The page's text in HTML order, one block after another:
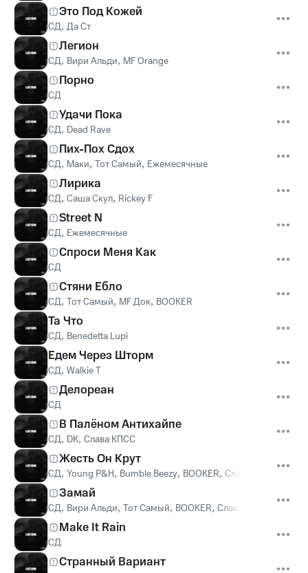
Это Под Кожей
СД, Да Ст
Легион
СД, Вири Альди, MF Orange
Порно
СД
Удачи Пока
СД, Dead Rave
Пих-Пох Сдох
СД, Маки, Тот Самый, Ежемесячные
Лирика
СД, Саша Скул, Rickey F
Street N
СД, Ежемесячные
Спроси Меня Как
СД
Стяни Ебло
СД, Тот Самый, MF Док, BOOKER
Та Что
СД, Benedetta Lupi
Едем Через Шторм
СД, Walkie T
Делореан
СД
В Палёном Антихайпе
СД, DK, Слава КПСС
Жесть Он Крут
СД, Young P&H, Bumble Beezy, BOOKER, Слава КПСС
Замай
СД, Вири Альди, Тот Самый, BOOKER, Слава КПСС
Make It Rain
СД
Странный Вариант